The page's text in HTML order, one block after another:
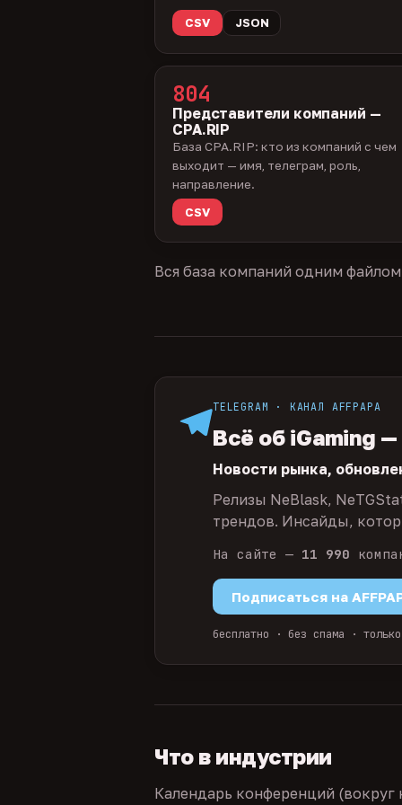
CSV JSON
804
Представители компаний —
CPA.RIP
База CPA.RIP: кто из компаний с чем
выходит — имя, телеграм, роль,
направление.
CSV
Вся база компаний одним
TELEGRAM · КАНАЛ AFFPAPA
Всё об iGaming
Новости рынка,
Релизы NeBlask,
трендов. Инсайды,
На сайте — 11 990
Подписаться на
бесплатно · без спама ·
Что в индустрии
Календарь конференций